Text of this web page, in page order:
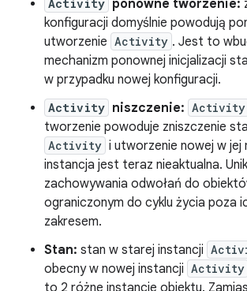
Activity ponowne tworzenie:
konfiguracji domyślnie powodują
utworzenie Activity . Jest to
mechanizm ponownej inicjalizacji
w przypadku nowej konfiguracji.
Activity niszczenie: Activity
tworzenie powoduje zniszczenie
Activity i utworzenie nowej w jej
instancja jest teraz nieaktualna.
zachowywania odwołań do
ograniczonym do cyklu życia poza
zakresem.
Stan: stan w starej instancji
obecny w nowej instancji Activity
to 2 różne instancje obiektu.